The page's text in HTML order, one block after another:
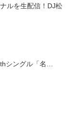
ルを生配信！DJ松
シングル「名…